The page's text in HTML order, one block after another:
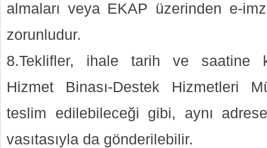
almaları veya EKAP üzerinden e-
zorunludur.
8.Teklifler, ihale tarih ve saatine
Hizmet Binası-Destek Hizmetleri
teslim edilebileceği gibi, aynı
vasıtasıyla da gönderilebilir.